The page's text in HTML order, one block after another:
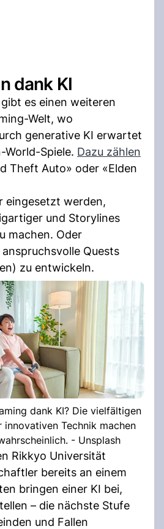
dank KI
es einen weiteren
Welt, wo
generative KI erwartet
World-Spiele. Dazu zählen
Theft Auto» oder «Elden
eingesetzt werden,
und Storylines
machen. Oder
Quests
zu entwickeln.
dank KI? Die vielfältigen
Technik machen
- Unsplash
Rikkyo Universität
bereits an einem
bringen einer KI bei,
– die nächste Stufe
und Fallen